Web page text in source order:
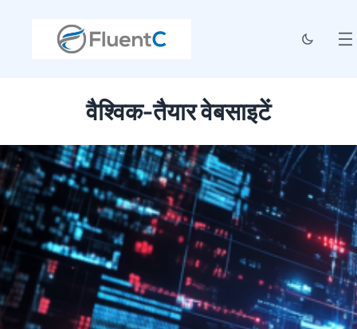
वैश्विक-तैयार वेबसाइटें